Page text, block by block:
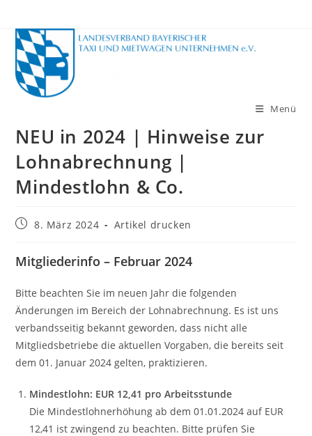
Inhalt
springen
Menü
NEU in 2024 | Hinweise zur
Lohnabrechnung |
Mindestlohn & Co.
Beitrag8. März 2024 Artikel drucken
Mitgliederinfo – Februar 2024
Bitte beachten Sie im neuen Jahr die folgenden
Änderungen im Bereich der Lohnabrechnung. Es ist uns
verbandsseitig bekannt geworden, dass nicht alle
Mitgliedsbetriebe die aktuellen Vorgaben, die bereits seit
dem 01. Januar 2024 gelten, praktizieren.
Mindestlohn: EUR 12,41 pro Arbeitsstunde
Die Mindestlohnerhöhung ab dem 01.01.2024 auf EUR
12,41 ist zwingend zu beachten. Bitte prüfen Sie